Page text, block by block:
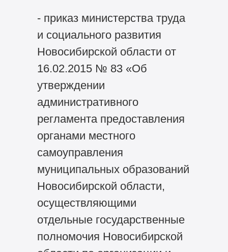
- приказ министерства труда
и социального развития
Новосибирской области от
16.02.2015 № 83 «Об
утверждении
административного
регламента предоставления
органами местного
самоуправления
муниципальных образований
Новосибирской области,
осуществляющими
отдельные государственные
полномочия Новосибирской